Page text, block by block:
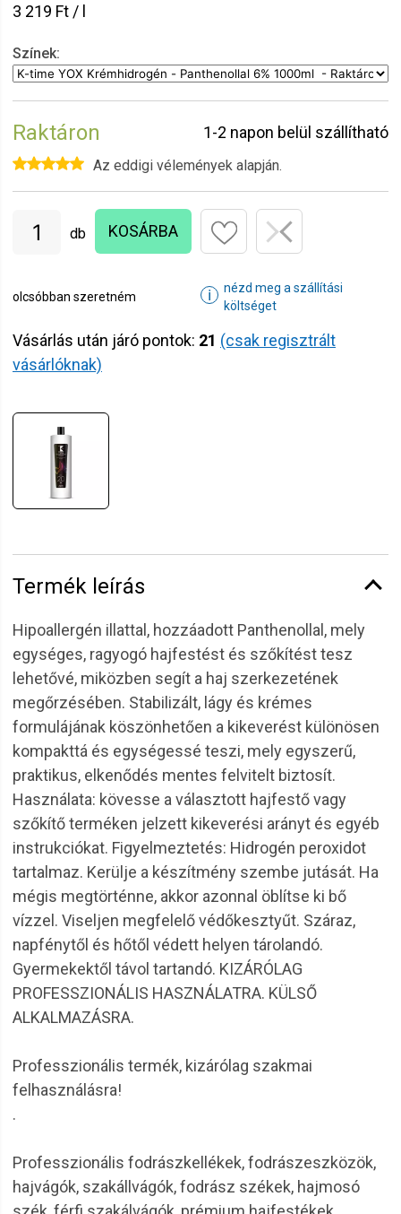
3 219 Ft / l
Színek:
Raktáron 1-2 napon belül szállítható
Az eddigi vélemények alapján.
db KOSÁRBA
olcsóbban szeretném ℹ
nézd meg a szállítási
költséget
Vásárlás után járó pontok: 21 (csak regisztrált
vásárlóknak)
Termék leírás
Hipoallergén illattal, hozzáadott Panthenollal, mely
egységes, ragyogó hajfestést és szőkítést tesz
lehetővé, miközben segít a haj szerkezetének
megőrzésében. Stabilizált, lágy és krémes
formulájának köszönhetően a kikeverést különösen
kompakttá és egységessé teszi, mely egyszerű,
praktikus, elkenődés mentes felvitelt biztosít.
Használata: kövesse a választott hajfestő vagy
szőkítő terméken jelzett kikeverési arányt és egyéb
instrukciókat. Figyelmeztetés: Hidrogén peroxidot
tartalmaz. Kerülje a készítmény szembe jutását. Ha
mégis megtörténne, akkor azonnal öblítse ki bő
vízzel. Viseljen megfelelő védőkesztyűt. Száraz,
napfénytől és hőtől védett helyen tárolandó.
Gyermekektől távol tartandó. KIZÁRÓLAG
PROFESSZIONÁLIS HASZNÁLATRA. KÜLSŐ
ALKALMAZÁSRA.
Professzionális termék, kizárólag szakmai
felhasználásra!
.
Professzionális fodrászkellékek, fodrászeszközök,
hajvágók, szakállvágók, fodrász székek, hajmosó